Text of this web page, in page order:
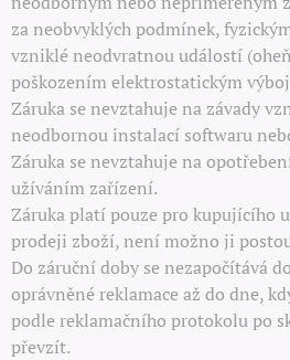
za neobvyklých podmínek,
vzniklé neodvratnou událostí
poškozením elektrostatickým
Záruka se nevztahuje na závady
neodbornou instalací softwaru
Záruka se nevztahuje na
užíváním zařízení.
Záruka platí pouze pro kupujícího
prodeji zboží, není možno ji
Do záruční doby se nezapočítává
oprávněné reklamace až do dne,
podle reklamačního protokolu po
převzít.